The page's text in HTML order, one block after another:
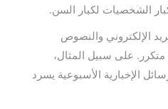
الشخصيات لكبار السن.
الإلكتروني والنصوص
على سبيل المثال،
الإخبارية الأسبوعية يسرد